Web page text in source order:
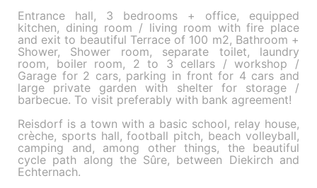
Entrance hall, 3 bedrooms + office, equipped
kitchen, dining room / living room with fire place
and exit to beautiful Terrace of 100 m2, Bathroom +
Shower, Shower room, separate toilet, laundry
room, boiler room, 2 to 3 cellars / workshop /
Garage for 2 cars, parking in front for 4 cars and
large private garden with shelter for storage /
barbecue. To visit preferably with bank agreement!
Reisdorf is a town with a basic school, relay house,
crèche, sports hall, football pitch, beach volleyball,
camping and, among other things, the beautiful
cycle path along the Sûre, between Diekirch and
Echternach.